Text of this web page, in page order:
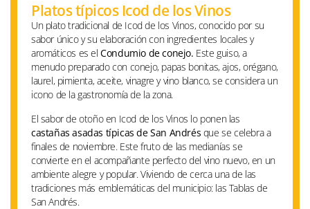
Platos típicos Icod de los Vinos
Un plato tradicional de Icod de los Vinos, conocido por su
sabor único y su elaboración con ingredientes locales y
aromáticos es elCondumio de conejo. Este guiso, a
menudo preparado con conejo, papas bonitas, ajos, orégano,
laurel, pimienta, aceite, vinagre y vino blanco, se considera un
icono de la gastronomía de la zona.
El sabor de otoño en Icod de los Vinos lo ponen las
castañas asadas típicas de San Andrés que se celebra a
finales de noviembre. Este fruto de las medianías se
convierte en el acompañante perfecto del vino nuevo, en un
ambiente alegre y popular. Viviendo de cerca una de las
tradiciones más emblemáticas del municipio: las Tablas de
San Andrés.